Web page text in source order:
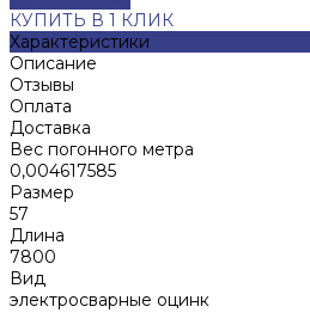
КУПИТЬ В 1 КЛИК
Характеристики
Описание
Отзывы
Оплата
Доставка
Вес погонного метра
0,004617585
Размер
57
Длина
7800
Вид
электросварные оцинк